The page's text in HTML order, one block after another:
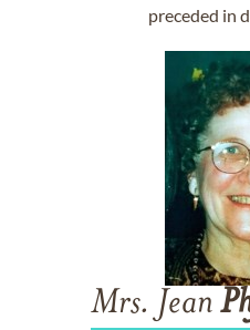
preceded in
Mrs. Jean